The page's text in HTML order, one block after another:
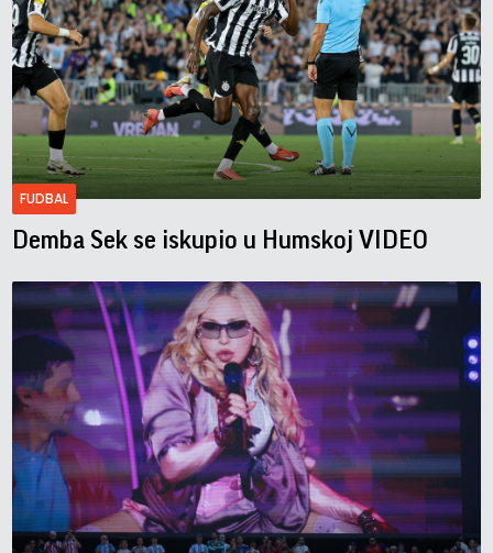
FUDBAL
Demba Sek se iskupio u Humskoj VIDEO